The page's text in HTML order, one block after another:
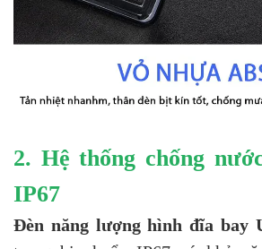
2. Hệ thống chống
IP67
Đèn năng lượng hình đĩa bay